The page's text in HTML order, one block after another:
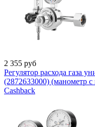
2 355 руб
Регулятор расхода газа
(2872633000) (манометр с
Cashback